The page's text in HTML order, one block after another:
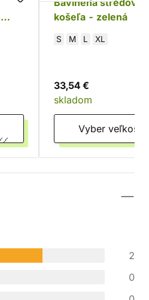
Bavlnená
košeľa - zelená
S M L XL
33,54 €
skladom
Vyber veľkosti
2
0